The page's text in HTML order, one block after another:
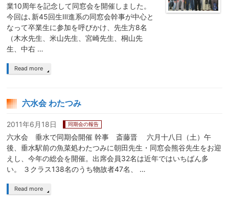
業10周年を記念して同窓会を開催しました。
今回は､新45回生Ⅲ進系の同窓会幹事が中心と
なって卒業生に参加を呼びかけ、先生方8名
（木水先生、米山先生、宮崎先生、桐山先
生、中右 …
Read more
六水会 わたつみ
2011年6月18日 同期会の報告
六水会 垂水で同期会開催 幹事 斎藤晋 六月十八日（土）午
後、垂水駅前の魚菜処わたつみに朝田先生・同窓会熊谷先生をお迎
えし、今年の総会を開催。出席会員32名は近年ではいちばん多
い。 ３クラス138名のうち物故者47名、 …
Read more